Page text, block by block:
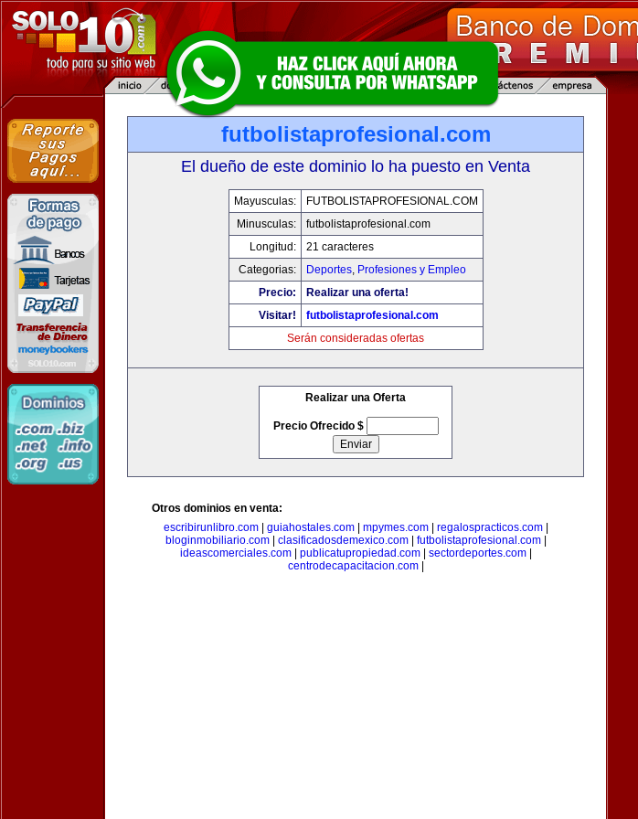
futbolistaprofesional.com
El dueño de este dominio lo ha puesto en Venta
Mayusculas:
FUTBOLISTAPROFESIONAL.COM
Minusculas:
futbolistaprofesional.com
Longitud:
21 caracteres
Categorias:
Deportes, Profesiones y Empleo
Precio:
Realizar una oferta!
Visitar!
futbolistaprofesional.com
Serán consideradas ofertas
Realizar una Oferta
Precio Ofrecido $
Otros dominios en venta:
escribirunlibro.com| guiahostales.com| mpymes.com| regalospracticos.com|
bloginmobiliario.com| clasificadosdemexico.com| futbolistaprofesional.com|
ideascomerciales.com| publicatupropiedad.com| sectordeportes.com|
centrodecapacitacion.com|